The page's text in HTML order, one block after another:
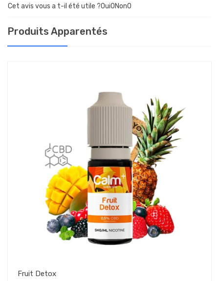
Cet avis vous a t-il été utile ?Oui0Non0
Produits Apparentés
Fruit Detox